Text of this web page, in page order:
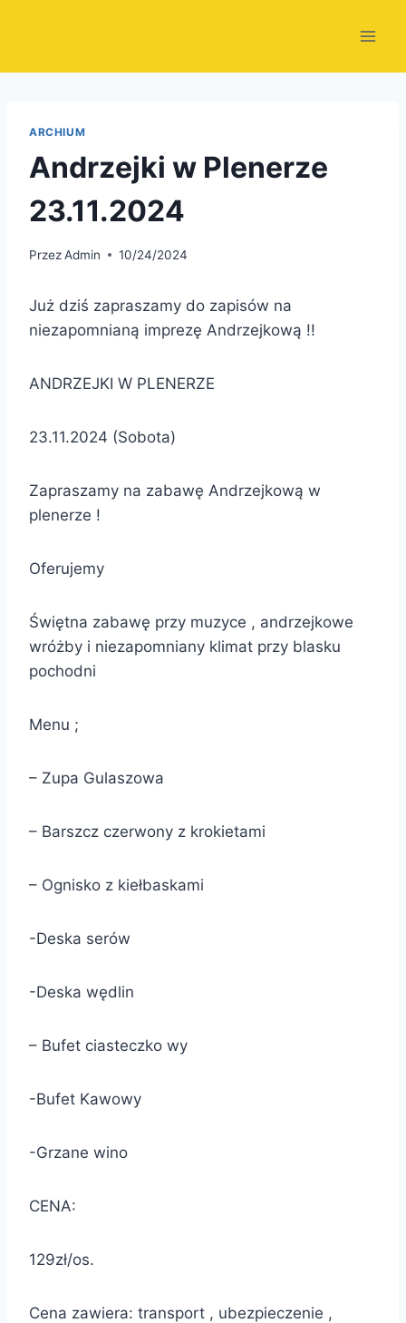
ARCHIUM
Andrzejki w Plenerze
23.11.2024
PrzezAdmin 10/24/2024
Już dziś zapraszamy do zapisów na
niezapomnianą imprezę Andrzejkową !!
ANDRZEJKI W PLENERZE
23.11.2024 (Sobota)
Zapraszamy na zabawę Andrzejkową w
plenerze !
Oferujemy
Świętna zabawę przy muzyce , andrzejkowe
wróżby i niezapomniany klimat przy blasku
pochodni
Menu ;
– Zupa Gulaszowa
– Barszcz czerwony z krokietami
– Ognisko z kiełbaskami
-Deska serów
-Deska wędlin
– Bufet ciasteczko wy
-Bufet Kawowy
-Grzane wino
CENA:
129zł/os.
Cena zawiera: transport , ubezpieczenie ,